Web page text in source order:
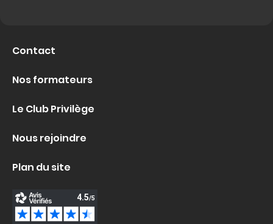
Contact
Nos formateurs
Le Club Privilège
Nous rejoindre
Plan du site